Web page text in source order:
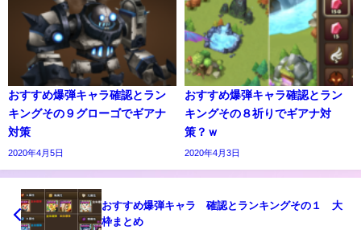
おすすめ爆弾キャラ確認とラン
キングその９グローゴでギアナ
対策
2020年4月5日
おすすめ爆弾キャラ確認とラン
キングその８祈りでギアナ対
策？ｗ
2020年4月3日
おすすめ爆弾キャラ 確認とランキングその１ 大
枠まとめ